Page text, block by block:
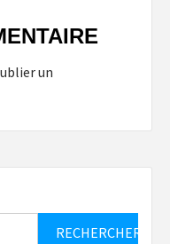
un